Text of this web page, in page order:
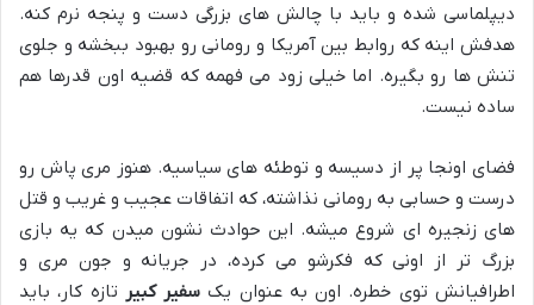
دیپلماسی شده و باید با چالش های بزرگی دست و پنجه نرم کنه.
هدفش اینه که روابط بین آمریکا و رومانی رو بهبود ببخشه و جلوی
تنش ها رو بگیره. اما خیلی زود می فهمه که قضیه اون قدرها هم
ساده نیست.
فضای اونجا پر از دسیسه و توطئه های سیاسیه. هنوز مری پاش رو
درست و حسابی به رومانی نذاشته، که اتفاقات عجیب و غریب و قتل
های زنجیره ای شروع میشه. این حوادث نشون میدن که یه بازی
بزرگ تر از اونی که فکرشو می کرده، در جریانه و جون مری و
اطرافیانش توی خطره. اون به عنوان یک سفیر کبیر تازه کار، باید